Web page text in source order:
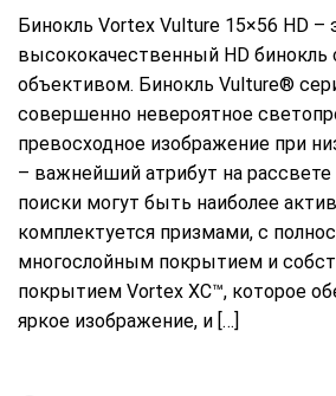
Бинокль Vortex Vulture 15×56 HD –
высококачественный HD
объективом. Бинокль Vulture®
совершенно невероятное
превосходное изображение при
– важнейший атрибут на рассвете
поиски могут быть наиболее
комплектуется призмами, с
многослойным покрытием и
покрытием Vortex ХС™, которое
яркое изображение, и […]